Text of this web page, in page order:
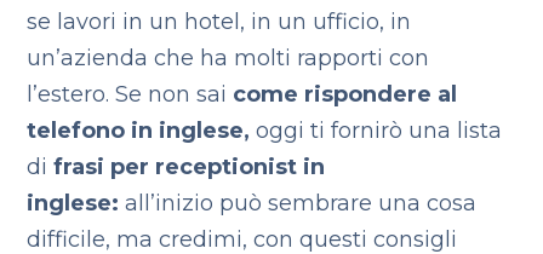
se lavori in un hotel, in un ufficio, in
un’azienda che ha molti rapporti con
l’estero. Se non sai come rispondere al
telefono in inglese,oggi ti fornirò una lista
difrasi per receptionist in
inglese: all’inizio può sembrare una cosa
difficile, ma credimi, con questi consigli